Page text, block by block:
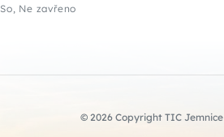
So, Ne zavřeno
© 2026 Copyright TIC Jemnice